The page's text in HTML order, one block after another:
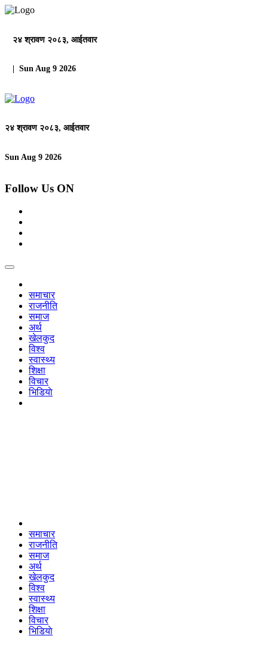
२४ श्रावण २०८३, आईतवार
| Sun Aug 9 2026
२४ श्रावण २०८३, आईतवार
Sun Aug 9 2026
Follow Us ON
समाचार
राजनीति
समाज
अर्थ
खेलकुद
विश्व
स्वास्थ्य
शिक्षा
विचार
भिडियाे
समाचार
राजनीति
समाज
अर्थ
खेलकुद
विश्व
स्वास्थ्य
शिक्षा
विचार
भिडियाे